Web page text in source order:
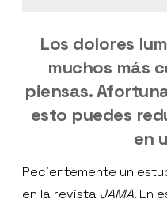
Los dolores
muchos más
piensas.
esto puedes
en
Recientemente un
en la revista JAMA. En